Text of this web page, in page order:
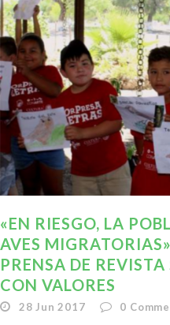
«EN RIESGO, LA
AVES
PRENSA DE
CON VALORES
28 Jun 2017 0